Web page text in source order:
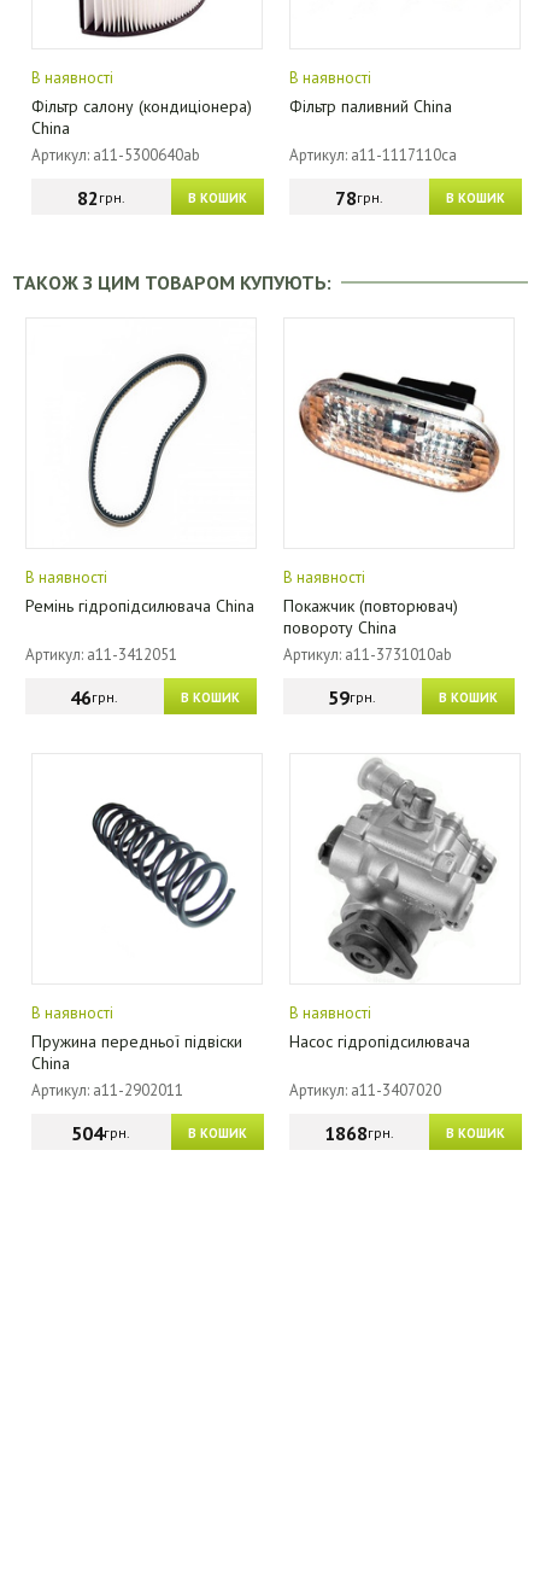
В наявності
Фільтр салону (кондиціонера)
China
Артикул: a11-5300640ab
В КОШИК
82грн.
В наявності
Фільтр паливний China
Артикул: a11-1117110ca
В КОШИК
78грн.
ТАКОЖ З ЦИМ ТОВАРОМ КУПУЮТЬ:
В наявності
Ремінь гідропідсилювача China
Артикул: a11-3412051
В КОШИК
46грн.
В наявності
Покажчик (повторювач)
повороту China
Артикул: a11-3731010ab
В КОШИК
59грн.
В наявності
Пружина передньої підвіски
China
Артикул: a11-2902011
В КОШИК
504грн.
В наявності
Насос гідропідсилювача
Артикул: a11-3407020
В КОШИК
1868грн.